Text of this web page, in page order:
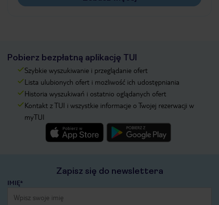
Pobierz bezpłatną aplikację TUI
Szybkie wyszukiwanie i przeglądanie ofert
Lista ulubionych ofert i możliwość ich udostępniania
Historia wyszukiwań i ostatnio oglądanych ofert
Kontakt z TUI i wszystkie informacje o Twojej rezerwacji w
myTUI
Zapisz się do newslettera
IMIĘ*